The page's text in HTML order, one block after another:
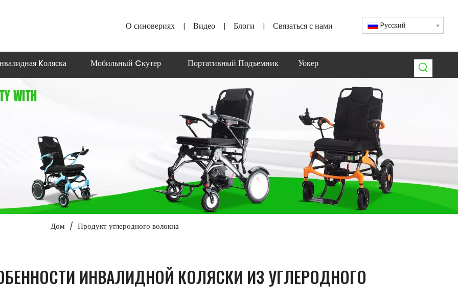
О синовериях | Видео | Блоги | Связаться с нами Pусский
Kоляска Мобильный Cкутер Портативный Подъемник Уокер
Дом / Продукт углеродного волокна
ИНВАЛИДНОЙ КОЛЯСКИ ИЗ УГЛЕРОДНОГО